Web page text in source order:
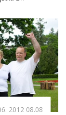
ne
ter kaj
Ljubljane
2012 08.08